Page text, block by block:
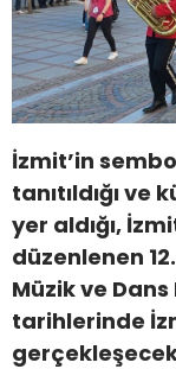
İzmit’in
tanıtıldığı
yer aldığı,
düzenlenen
Müzik ve
tarihlerinde